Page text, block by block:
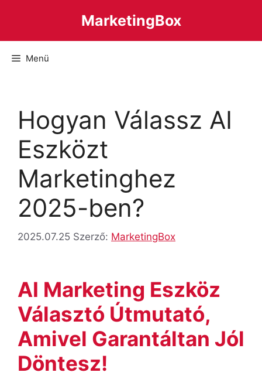
MarketingBox
Menü
Hogyan Válassz AI
Eszközt
Marketinghez
2025-ben?
2025.07.25 Szerző: MarketingBox
AI Marketing Eszköz
Választó Útmutató,
Amivel Garantáltan Jól
Döntesz!